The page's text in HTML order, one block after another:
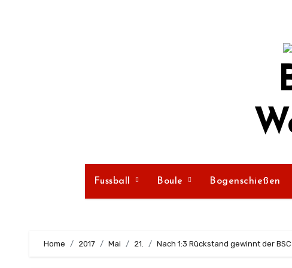
Fussball Boule Bogenschießen
Home 2017 Mai 21. Nach 1:3 Rückstand gewinnt der